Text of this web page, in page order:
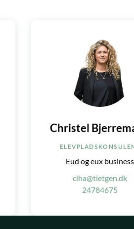
Christel
Eud og eux business
ciha@tietgen.dk
24784675